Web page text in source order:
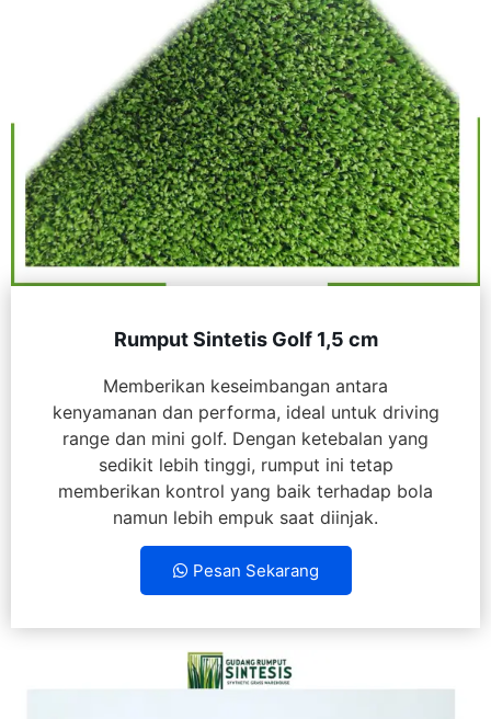
Rumput Sintetis Golf 1,5 cm
Memberikan keseimbangan antara
kenyamanan dan performa, ideal untuk driving
range dan mini golf. Dengan ketebalan yang
sedikit lebih tinggi, rumput ini tetap
memberikan kontrol yang baik terhadap bola
namun lebih empuk saat diinjak.
Pesan Sekarang